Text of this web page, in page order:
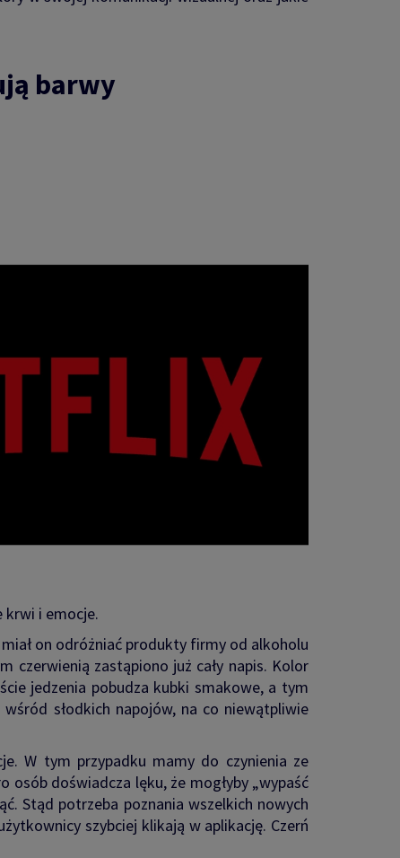
barwy
krwi i emocje.
on odróżniać produkty firmy od alkoholu
czerwienią zastąpiono już cały napis. Kolor
jedzenia pobudza kubki smakowe, a tym
słodkich napojów, na co niewątpliwie
W tym przypadku mamy do czynienia ze
doświadcza lęku, że mogłyby „wypaść
Stąd potrzeba poznania wszelkich nowych
szybciej klikają w aplikację. Czerń